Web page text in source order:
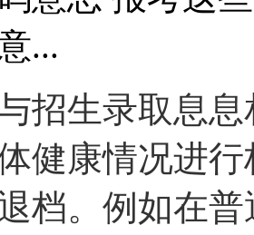
招生录取息
健康情况进
档。例如在